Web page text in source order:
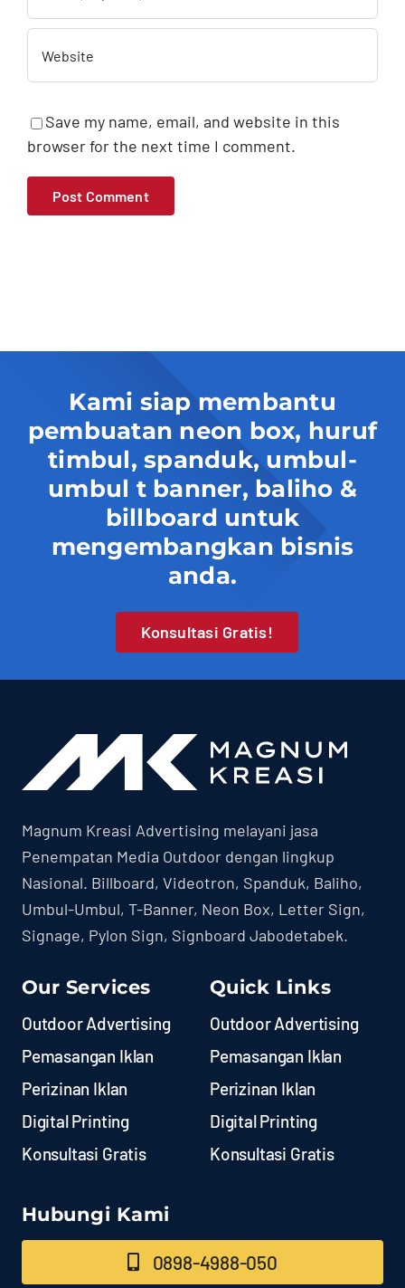
Save my name, email, and website in this
browser for the next time I comment.
Kami siap membantu
pembuatan neon box, huruf
timbul, spanduk, umbul-
umbul t banner, baliho &
billboard untuk
mengembangkan bisnis
anda.
Konsultasi Gratis!
Magnum Kreasi Advertising melayani jasa
Penempatan Media Outdoor dengan lingkup
Nasional. Billboard, Videotron, Spanduk, Baliho,
Umbul-Umbul, T-Banner, Neon Box, Letter Sign,
Signage, Pylon Sign, Signboard Jabodetabek.
Our Services
Outdoor Advertising
Pemasangan Iklan
Perizinan Iklan
Digital Printing
Konsultasi Gratis
Quick Links
Outdoor Advertising
Pemasangan Iklan
Perizinan Iklan
Digital Printing
Konsultasi Gratis
Hubungi Kami
0898-4988-050